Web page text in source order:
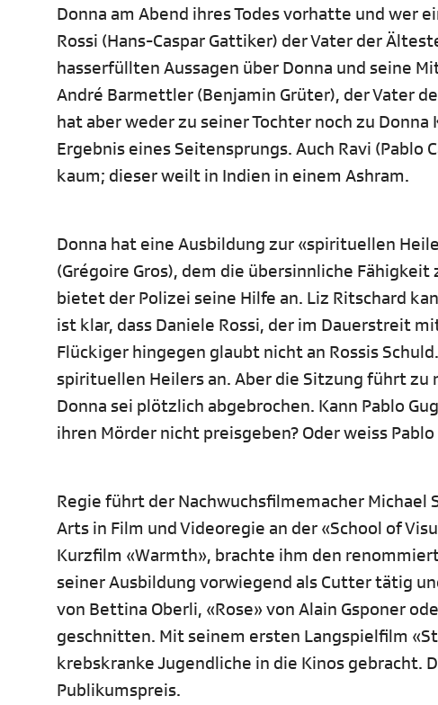
Donna am Abend ihres Todes vorhatte und wer
Rossi (Hans-Caspar Gattiker) der Vater der
hasserfüllten Aussagen über Donna und seine
André Barmettler (Benjamin Grüter), der Vater
hat aber weder zu seiner Tochter noch zu
Ergebnis eines Seitensprungs. Auch Ravi (Pablo
kaum; dieser weilt in Indien in einem Ashram.
Donna hat eine Ausbildung zur «spirituellen
(Grégoire Gros), dem die übersinnliche
bietet der Polizei seine Hilfe an. Liz Ritschard
ist klar, dass Daniele Rossi, der im Dauerstreit
Flückiger hingegen glaubt nicht an Rossis
spirituellen Heilers an. Aber die Sitzung führt
Donna sei plötzlich abgebrochen. Kann Pablo
ihren Mörder nicht preisgeben? Oder weiss
Regie führt der Nachwuchsfilmemacher Michael
Arts in Film und Videoregie an der «School of
Kurzfilm «Warmth», brachte ihm den
seiner Ausbildung vorwiegend als Cutter tätig
von Bettina Oberli, «Rose» von Alain Gsponer
geschnitten. Mit seinem ersten Langspielfilm
krebskranke Jugendliche in die Kinos gebracht.
Publikumspreis.